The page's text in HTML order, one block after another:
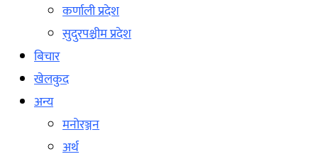
कर्णाली प्रदेश
सुदुरपश्चीम प्रदेश
बिचार
खेलकुद
अन्य
मनोरञ्जन
अर्थ